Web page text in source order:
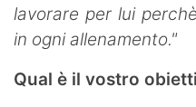
lavorare per lui
in ogni allenamento."
Qual è il vostro